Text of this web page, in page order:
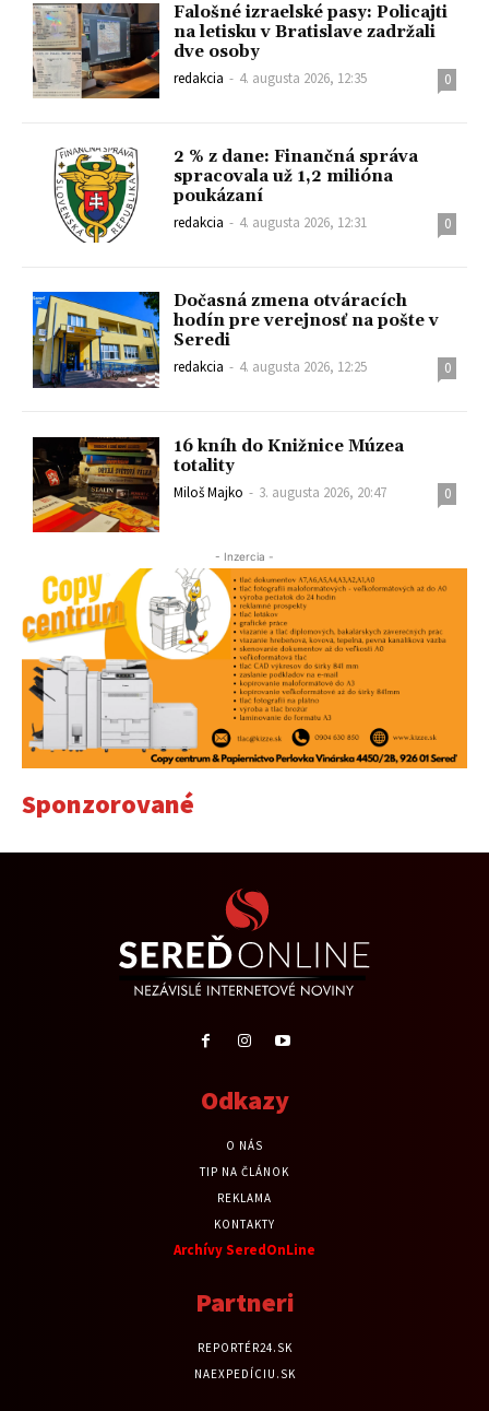
Falošné izraelské pasy: Policajti
na letisku v Bratislave zadržali
dve osoby
redakcia - 4. augusta 2026, 12:35 0
2 % z dane: Finančná správa
spracovala už 1,2 milióna
poukázaní
redakcia - 4. augusta 2026, 12:31 0
Dočasná zmena otváracích
hodín pre verejnosť na pošte v
Seredi
redakcia - 4. augusta 2026, 12:25 0
16 kníh do Knižnice Múzea
totality
Miloš Majko - 3. augusta 2026, 20:47 0
- Inzercia -
Sponzorované
Odkazy
O NÁS
TIP NA ČLÁNOK
REKLAMA
KONTAKTY
Archívy SeredOnLine
Partneri
REPORTÉR24.SK
NAEXPEDÍCIU.SK